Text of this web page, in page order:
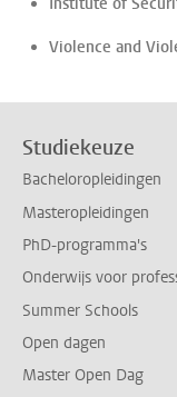
Violence and
Studiekeuze
Bacheloropleidingen
Masteropleidingen
PhD-programma's
Onderwijs voor
Summer Schools
Open dagen
Master Open Dag